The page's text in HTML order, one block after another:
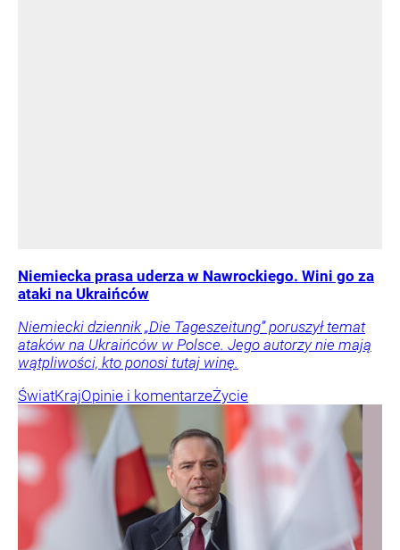
Niemiecka prasa uderza w Nawrockiego. Wini go za
ataki na Ukraińców
Niemiecki dziennik „Die Tageszeitung” poruszył temat
ataków na Ukraińców w Polsce. Jego autorzy nie mają
wątpliwości, kto ponosi tutaj winę.
ŚwiatKrajOpinie i komentarzeŻycie